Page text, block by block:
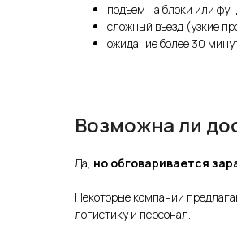
подъём на блоки или
сложный въезд (узкие
ожидание более 30
Возможна ли
Да, но обговаривается
Некоторые компании
логистику и персонал.